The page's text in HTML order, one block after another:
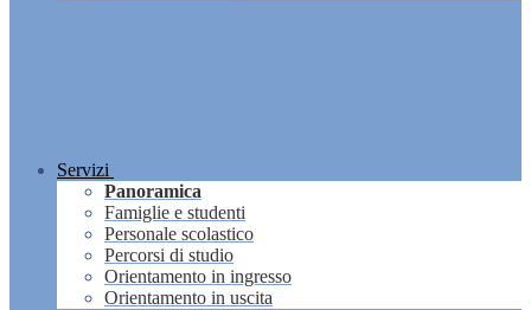
Servizi
Panoramica
Famiglie e studenti
Personale scolastico
Percorsi di studio
Orientamento in ingresso
Orientamento in uscita